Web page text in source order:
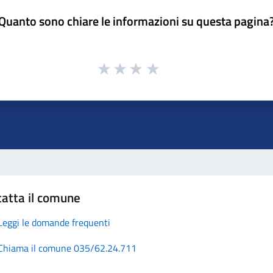
sono chiare le informazioni su questa
il comune
le domande frequenti
il comune 035/62.24.711